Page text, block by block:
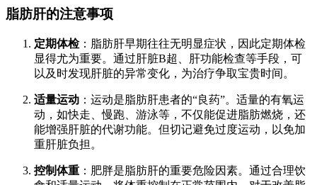
脂肪肝的注意事项
定期体检：脂肪肝早期往往无明显症状，因此定期体检
显得尤为重要。通过肝脏B超、肝功能检查等手段，可
以及时发现肝脏的异常变化，为治疗争取宝贵时间。
适量运动 ：运动是脂肪肝患者的“良药”。适量的有氧运
动，如快走、慢跑、游泳等，不仅能促进脂肪燃烧，还
能增强肝脏的代谢功能。但切记避免过度运动，以免加
重肝脏负担。
控制体重 ：肥胖是脂肪肝的重要危险因素。通过合理饮